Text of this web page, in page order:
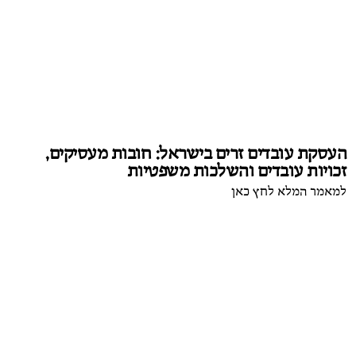
העסקת עובדים זרים בישראל: חובות מעסיקים,
זכויות עובדים והשלכות משפטיות
למאמר המלא לחץ כאן